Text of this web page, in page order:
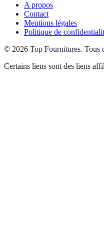
A propos
Contact
Mentions légales
Politique de
© 2026 Top Fournitures. Tous
Certains liens sont des liens